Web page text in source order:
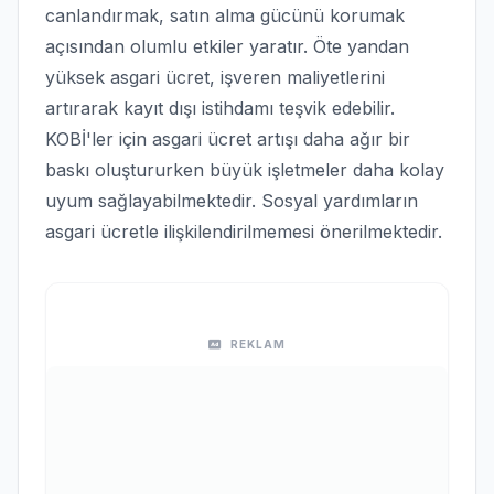
canlandırmak, satın alma gücünü korumak
açısından olumlu etkiler yaratır. Öte yandan
yüksek asgari ücret, işveren maliyetlerini
artırarak kayıt dışı istihdamı teşvik edebilir.
KOBİ'ler için asgari ücret artışı daha ağır bir
baskı oluştururken büyük işletmeler daha kolay
uyum sağlayabilmektedir. Sosyal yardımların
asgari ücretle ilişkilendirilmemesi önerilmektedir.
REKLAM